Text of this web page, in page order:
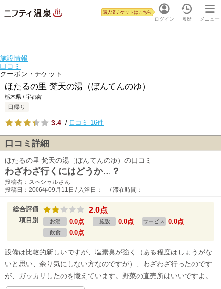
ログイン
購入済チケットはこちら
履歴 メニュー
施設情報
口コミ
クーポン・チケット
ほたるの里 梵天の湯（ぼんてんのゆ）
栃木県 / 宇都宮
日帰り
3.4 / 口コミ 16件
口コミ詳細
ほたるの里 梵天の湯（ぼんてんのゆ）の口コミ
わざわざ行くにはどうか…？
投稿者：スペシャルさん
投稿日：2006年09月11日 / 入浴日： - / 滞在時間： -
総合評価 2.0点
項目別 お湯 0.0点 施設 0.0点 サービス 0.0点
飲食 0.0点
設備は比較的新しいですが、塩素臭が強く（ある程度はしょうがな
いと思い、余り気にしない方なのですが）、わざわざ行ったのです
が、ガッカリしたのを憶えています。野菜の直売所はいいですよ。